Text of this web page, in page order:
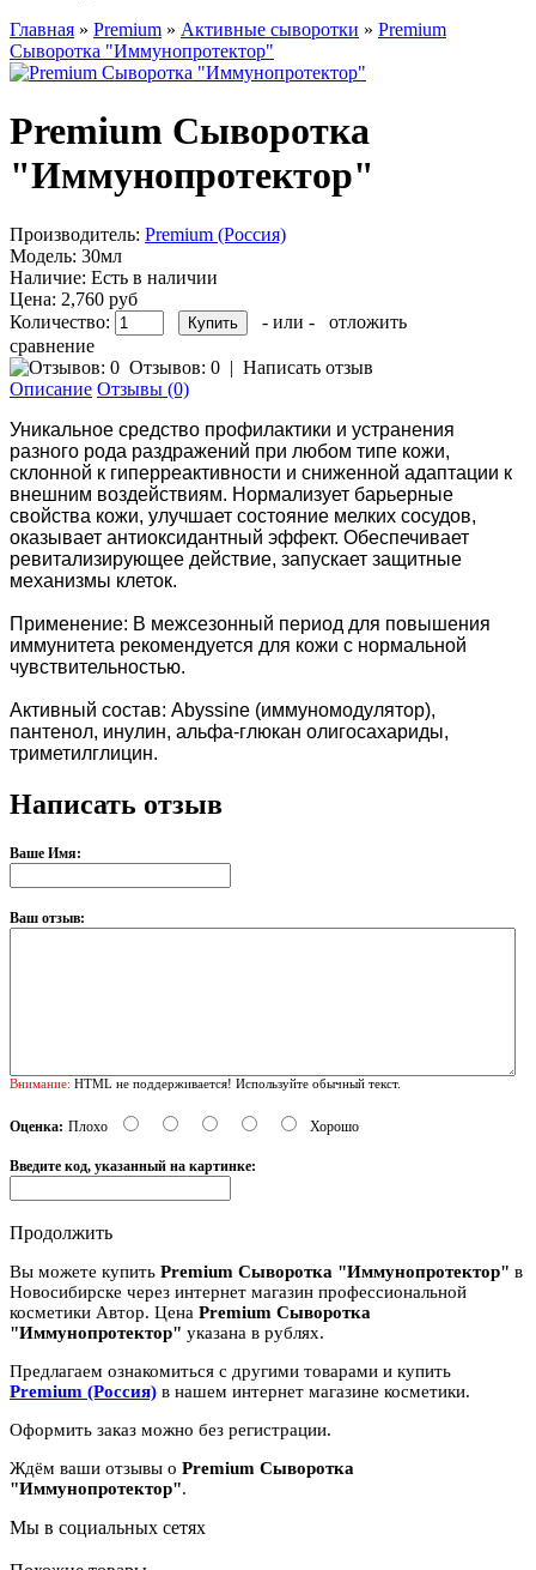
Главная » Premium » Активные сыворотки » Premium
Сыворотка "Иммунопротектор"
Premium Сыворотка
"Иммунопротектор"
Производитель: Premium (Россия)
Модель: 30мл
Наличие: Есть в наличии
Цена: 2,760 руб
Количество:
- или -
отложить
сравнение
Отзывов: 0 | Написать отзыв
Описание Отзывы (0)
Уникальное средство профилактики и устранения
разного рода раздражений при любом типе кожи,
склонной к гиперреактивности и сниженной адаптации к
внешним воздействиям. Нормализует барьерные
свойства кожи, улучшает состояние мелких сосудов,
оказывает антиоксидантный эффект. Обеспечивает
ревитализирующее действие, запускает защитные
механизмы клеток.
Применение: В межсезонный период для повышения
иммунитета рекомендуется для кожи с нормальной
чувствительностью.
Активный состав: Abyssine (иммуномодулятор),
пантенол, инулин, альфа-глюкан олигосахариды,
триметилглицин.
Написать отзыв
Ваше Имя:
Ваш отзыв:
Внимание: HTML не поддерживается! Используйте обычный текст.
Оценка: Плохо Хорошо
Введите код, указанный на картинке:
Продолжить
Вы можете купить Premium Сыворотка "Иммунопротектор" в
Новосибирске через интернет магазин профессиональной
косметики Автор. Цена Premium Сыворотка
"Иммунопротектор" указана в рублях.
Предлагаем ознакомиться с другими товарами и купить
Premium (Россия) в нашем интернет магазине косметики.
Оформить заказ можно без регистрации.
Ждём ваши отзывы о Premium Сыворотка
"Иммунопротектор".
Мы в социальных сетях